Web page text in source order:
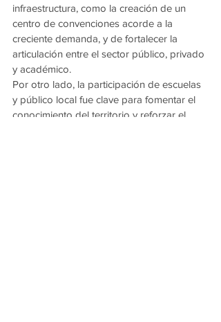
infraestructura, como la creación de un
centro de convenciones acorde a la
creciente demanda, y de fortalecer la
articulación entre el sector público, privado
y académico.
Por otro lado, la participación de escuelas
y público local fue clave para fomentar el
conocimiento del territorio y reforzar el